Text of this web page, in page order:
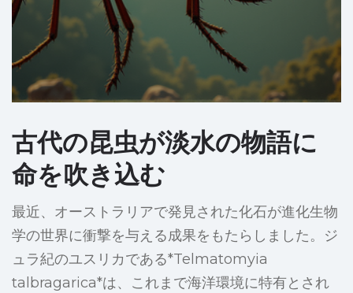
古代の昆虫が淡水の物語に
命を吹き込む
最近、オーストラリアで発見された化石が進化生物
学の世界に衝撃を与える成果をもたらしました。ジ
ュラ紀のユスリカである*Telmatomyia
talbragarica*は、これまで海洋環境に特有とされ